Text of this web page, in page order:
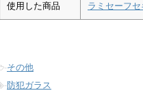
使用した商品 ラミセーフ
-その他
-防犯ガラス